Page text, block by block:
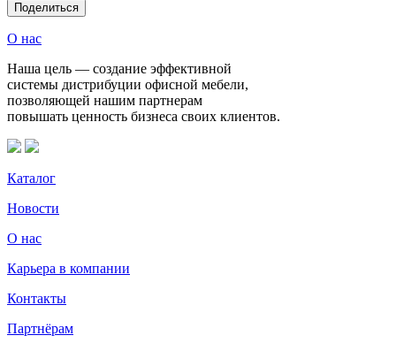
Поделиться
О нас
Наша цель — создание эффективной
системы дистрибуции офисной мебели,
позволяющей нашим партнерам
повышать ценность бизнеса своих клиентов.
Каталог
Новости
О нас
Карьера в компании
Контакты
Партнёрам